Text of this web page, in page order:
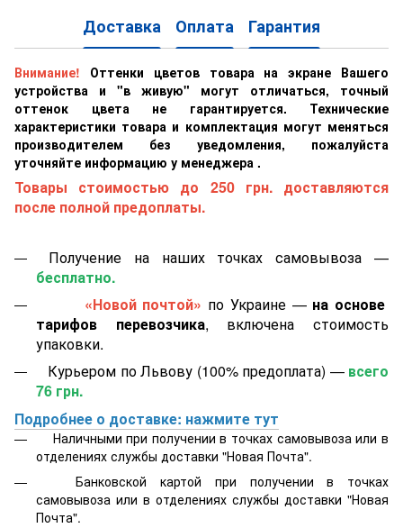
Доставка Оплата Гарантия
Внимание!
Оттенки цветов товара на экране Вашего
устройства и "в живую" могут отличаться, точный
оттенок цвета не гарантируется. Технические
характеристики товара и комплектация могут меняться
производителем без уведомления, пожалуйста
уточняйте информацию у менеджера .
Товары стоимостью до 250 грн. доставляются
после полной предоплаты.
Получение на наших точках самовывоза —
бесплатно.
«Новой почтой» по Украине — на основе
тарифов перевозчика, включена стоимость
упаковки.
Курьером по Львову (100% предоплата) — всего
76 грн.
Подробнее о доставке: нажмите тут
Наличными при получении в точках самовывоза или в
отделениях службы доставки "Новая Почта".
Банковской картой при получении в точках
самовывоза или в отделениях службы доставки "Новая
Почта".